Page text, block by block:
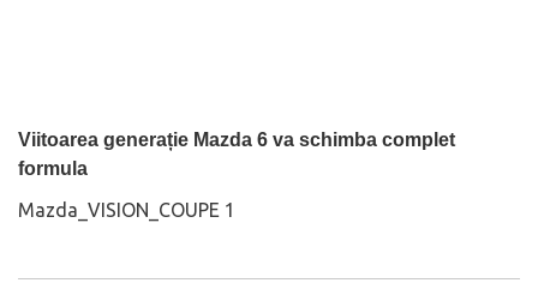
Viitoarea generație Mazda 6 va schimba complet
formula
Mazda_VISION_COUPE 1